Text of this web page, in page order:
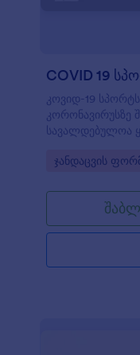
კოვიდ-19
კორონავირუსზე
სავალდებულოა
Go to Category:
ჯანდაცვის